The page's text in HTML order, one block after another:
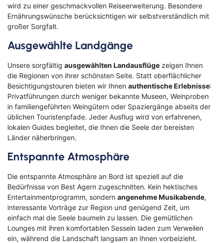
Bus
Bamberg
Bayern
Bitburg
Bocholt
Borken
Bremerhaven
Bremervörde
Burgpreppach
Coburg
Cottbus
Darmstadt
Delmenhorst
Düren
Freiburg
Ganderkesee
Hamm
Hausen
Haßfurt
Herbolzheim
Hof
Ingolstadt
Jülich
Kassel
Kirchzarten
Kleve
Köln
Leverkusen
Lingen
Lörrach
Lüneburg
wird zu einer geschmackvollen Reiseerweiterung. Besondere
Ernährungswünsche berücksichtigen wir selbstverständlich mit
großer Sorgfalt.
Ausgewählte Landgänge
Unsere sorgfältig ausgewählten Landausflüge zeigen Ihnen
die Regionen von ihrer schönsten Seite. Statt oberflächlicher
Besichtigungstouren bieten wir Ihnen authentische Erlebnisse:
Privatführungen durch weniger bekannte Museen, Weinproben
in familiengeführten Weingütern oder Spaziergänge abseits der
üblichen Touristenpfade. Jeder Ausflug wird von erfahrenen,
lokalen Guides begleitet, die Ihnen die Seele der bereisten
Länder näherbringen.
Entspannte Atmosphäre
Die entspannte Atmosphäre an Bord ist speziell auf die
Bedürfnisse von Best Agern zugeschnitten. Kein hektisches
Entertainmentprogramm, sondern angenehme Musikabende,
interessante Vorträge zur Region und genügend Zeit, um
einfach mal die Seele baumeln zu lassen. Die gemütlichen
Lounges mit ihren komfortablen Sesseln laden zum Verweilen
ein, während die Landschaft langsam an Ihnen vorbeizieht.